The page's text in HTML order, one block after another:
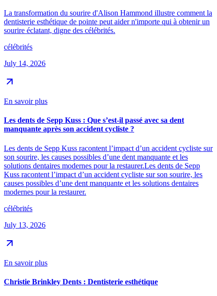
La transformation du sourire d'Alison Hammond illustre comment la
dentisterie esthétique de pointe peut aider n'importe qui à obtenir un
sourire éclatant, digne des célébrités.
célébrités
July 14, 2026
En savoir plus
Les dents de Sepp Kuss : Que s’est-il passé avec sa dent
manquante après son accident cycliste ?
Les dents de Sepp Kuss racontent l’impact d’un accident cycliste sur
son sourire, les causes possibles d’une dent manquante et les
solutions dentaires modernes pour la restaurer.Les dents de Sepp
Kuss racontent l’impact d’un accident cycliste sur son sourire, les
causes possibles d’une dent manquante et les solutions dentaires
modernes pour la restaurer.
célébrités
July 13, 2026
En savoir plus
Christie Brinkley Dents : Dentisterie esthétique